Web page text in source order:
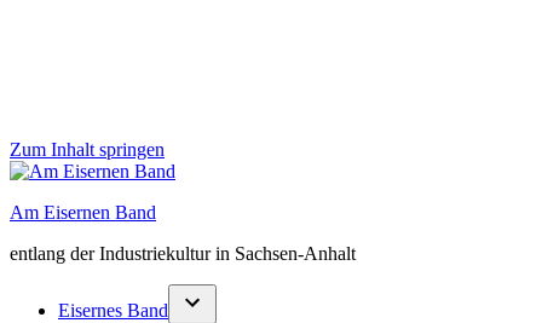
Zum Inhalt springen
Am Eisernen Band
entlang der Industriekultur in Sachsen-Anhalt
Eisernes Band